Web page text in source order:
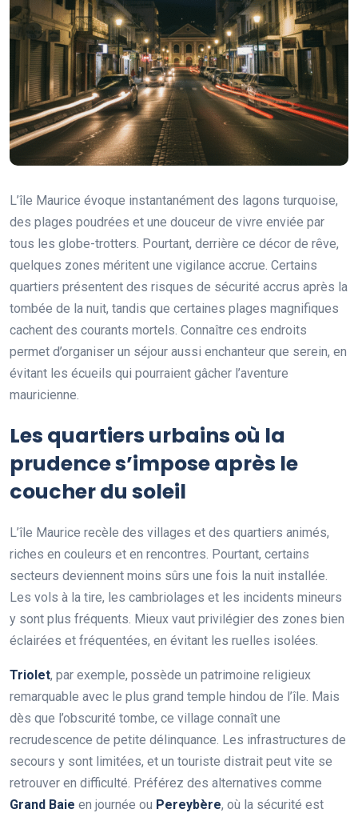
L’île Maurice évoque instantanément des lagons turquoise,
des plages poudrées et une douceur de vivre enviée par
tous les globe-trotters. Pourtant, derrière ce décor de rêve,
quelques zones méritent une vigilance accrue. Certains
quartiers présentent des risques de sécurité accrus après la
tombée de la nuit, tandis que certaines plages magnifiques
cachent des courants mortels. Connaître ces endroits
permet d’organiser un séjour aussi enchanteur que serein, en
évitant les écueils qui pourraient gâcher l’aventure
mauricienne.
Les quartiers urbains où la
prudence s’impose après le
coucher du soleil
L’île Maurice recèle des villages et des quartiers animés,
riches en couleurs et en rencontres. Pourtant, certains
secteurs deviennent moins sûrs une fois la nuit installée.
Les vols à la tire, les cambriolages et les incidents mineurs
y sont plus fréquents. Mieux vaut privilégier des zones bien
éclairées et fréquentées, en évitant les ruelles isolées.
Triolet, par exemple, possède un patrimoine religieux
remarquable avec le plus grand temple hindou de l’île. Mais
dès que l’obscurité tombe, ce village connaît une
recrudescence de petite délinquance. Les infrastructures de
secours y sont limitées, et un touriste distrait peut vite se
retrouver en difficulté. Préférez des alternatives comme
Grand Baie en journée ou Pereybère, où la sécurité est